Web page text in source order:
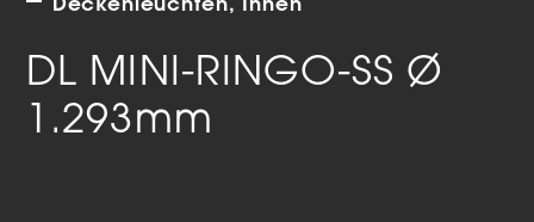
DL MINI-RINGO-SS Ø
1.293mm